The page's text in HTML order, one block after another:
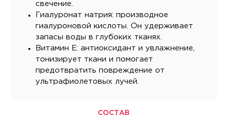
свечение.
Гиалуронат натрия: производное
гиалуроновой кислоты. Он удерживает
запасы воды в глубоких тканях.
Витамин Е: антиоксидант и увлажнение,
тонизирует ткани и помогает
предотвратить повреждение от
ультрафиолетовых лучей.
СОСТАВ